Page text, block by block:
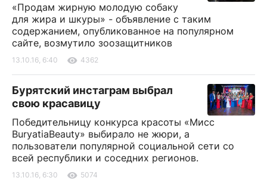
«Продам жирную молодую собаку
для жира и шкуры» - объявление с таким
содержанием, опубликованное на популярном
сайте, возмутило зоозащитников
13.10.16, 6:40 4362
Бурятский инстаграм выбрал
свою красавицу
Победительницу конкурса красоты «Мисс
BuryatiaBeauty» выбирало не жюри, а
пользователи популярной социальной сети со
всей республики и соседних регионов.
13.10.16, 6:30 5074